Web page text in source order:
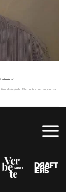
só minha”
desregrada. Ele conta como superou as